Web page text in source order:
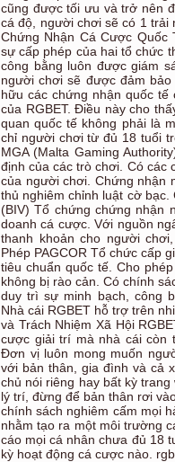
cũng được tối ưu và trở nên
cá độ, người chơi sẽ có 1 trải
Chứng Nhận Cá Cược Quốc
sự cấp phép của hai tổ chức
công bằng luôn được giám
người chơi sẽ được đảm
hữu các chứng nhận quốc tế
của RGBET. Điều này cho
quan quốc tế không phải là
chỉ người chơi từ đủ 18 tuổi
MGA (Malta Gaming
định của các trò chơi. Có các
của người chơi. Chứng nhận
thủ nghiêm chỉnh luật cờ
(BIV) Tổ chứng chứng nhận
doanh cá cược. Với nguồn
thanh khoản cho người
Phép PAGCOR Tổ chức cấp
tiêu chuẩn quốc tế. Cho
không bị rào cản. Có chính
duy trì sự minh bạch, công
Nhà cái RGBET hỗ trợ trên
và Trách Nhiệm Xã Hội
cược giải trí mà nhà cái còn
Đơn vị luôn mong muốn
với bản thân, gia đình và cả
chủ nói riêng hay bất kỳ
lý trí, đừng để bản thân rơi
chính sách nghiêm cấm mọi
nhằm tạo ra một môi trường
cáo mọi cá nhân chưa đủ 18
kỳ hoạt động cá cược nào.